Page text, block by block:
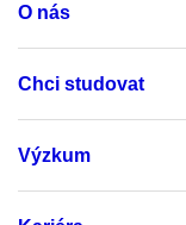
O nás
Chci studovat
Výzkum